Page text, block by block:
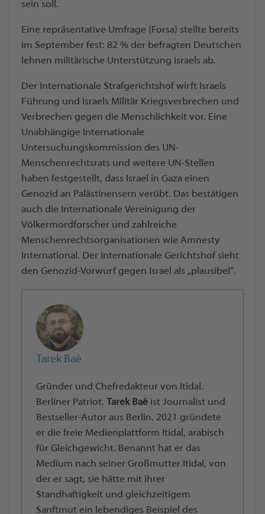
sein soll.
Eine repräsentative Umfrage (Forsa) stellte bereits
im September fest: 82 % der befragten Deutschen
lehnen militärische Unterstützung Israels ab.
Der Internationale Strafgerichtshof wirft Israels
Führung und Israels Militär Kriegsverbrechen und
Verbrechen gegen die Menschlichkeit vor. Eine
Unabhängige Internationale
Untersuchungskommission des UN-
Menschenrechtsrats und weitere UN-Stellen
haben festgestellt, dass Israel in Gaza einen
Genozid an Palästinensern verübt. Das bestätigen
auch die Internationale Vereinigung der
Völkermordforscher und zahlreiche
Menschenrechtsorganisationen wie Amnesty
International. Der Internationale Gerichtshof sieht
den Genozid-Vorwurf gegen Israel als „plausibel“.
Tarek Baé
Gründer und Chefredakteur von Itidal.
Berliner Patriot. Tarek Baé ist Journalist und
Bestseller-Autor aus Berlin. 2021 gründete
er die freie Medienplattform Itidal, arabisch
für Gleichgewicht. Benannt hat er das
Medium nach seiner Großmutter Itidal, von
der er sagt, sie hätte mit ihrer
Standhaftigkeit und gleichzeitigem
Sanftmut ein lebendiges Beispiel des